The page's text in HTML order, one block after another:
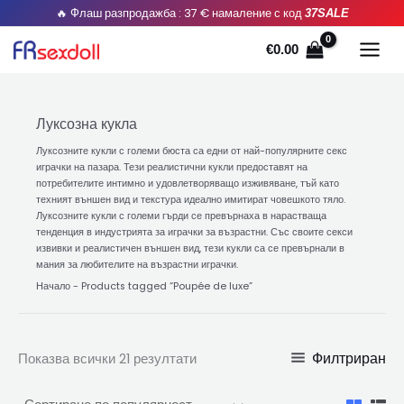
Преминете
съдържанието
🔥 Флаш разпродажба : 37 € намаление с код 37SALE
€0.00
Луксозна кукла
Луксозните кукли с големи бюста са едни от най-популярните секс
играчки на пазара. Тези реалистични кукли предоставят на
потребителите интимно и удовлетворяващо изживяване, тъй като
техният външен вид и текстура идеално имитират човешкото тяло.
Луксозните кукли с големи гърди се превърнаха в нарастваща
тенденция в индустрията за играчки за възрастни. Със своите секси
извивки и реалистичен външен вид, тези кукли са се превърнали в
мания за любителите на възрастни играчки.
Начало - Products tagged “Poupée de luxe”
Показва всички 21 резултати
Сортирани
по
популярност
Филтриран